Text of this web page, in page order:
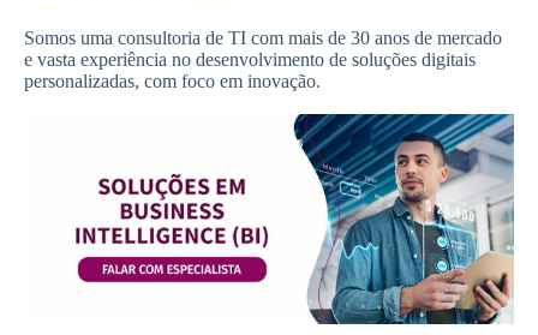
Somos uma consultoria de TI com mais de 30 anos de mercado
e vasta experiência no desenvolvimento de soluções digitais
personalizadas, com foco em inovação.